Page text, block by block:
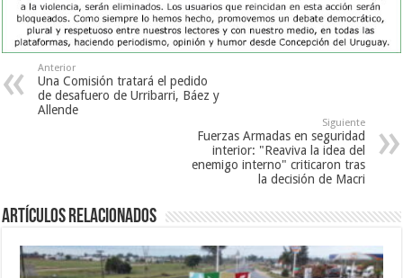
Anterior
Una Comisión tratará el pedido
de desafuero de Urribarri, Báez y
Allende
Siguiente
Fuerzas Armadas en seguridad
interior: "Reaviva la idea del
enemigo interno" criticaron tras
la decisión de Macri
Artículos Relacionados